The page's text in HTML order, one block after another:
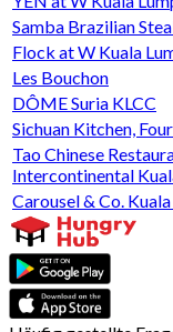
Samba Brazilian
Flock at W Kuala
Les Bouchon
DÔME Suria KLCC
Sichuan Kitchen,
Tao Chinese
Intercontinental
Carousel & Co.